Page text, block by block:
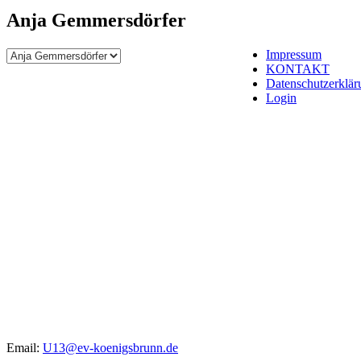
Anja Gemmersdörfer
Email: U13@ev-koenigsbrunn.de
Impressum
KONTAKT
Login